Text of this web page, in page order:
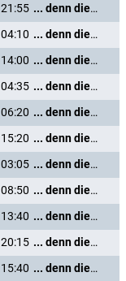
21:55
... denn die Musik und die Liebe in Tirol
04:10
... denn die Musik und die Liebe in Tirol
14:00
... denn die Musik und die Liebe in Tirol
04:35
... denn die Musik und die Liebe in Tirol
06:20
... denn die Musik und die Liebe in Tirol
15:20
... denn die Musik und die Liebe in Tirol
03:05
... denn die Musik und die Liebe in Tirol
08:50
... denn die Musik und die Liebe in Tirol
13:40
... denn die Musik und die Liebe in Tirol
20:15
... denn die Musik und die Liebe in Tirol
15:40
... denn die Musik und die Liebe in Tirol